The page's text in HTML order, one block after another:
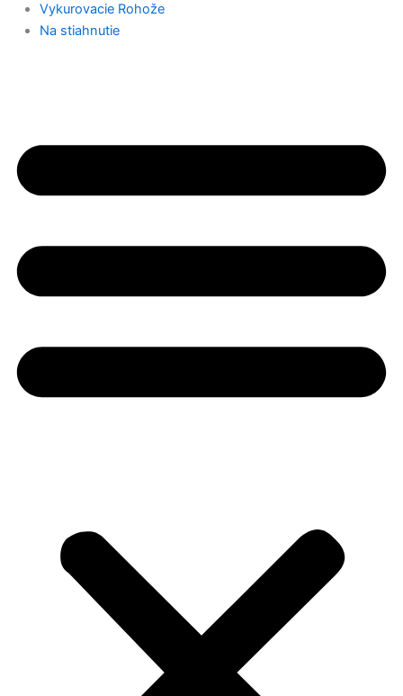
Vykurovacie Rohože
Na stiahnutie